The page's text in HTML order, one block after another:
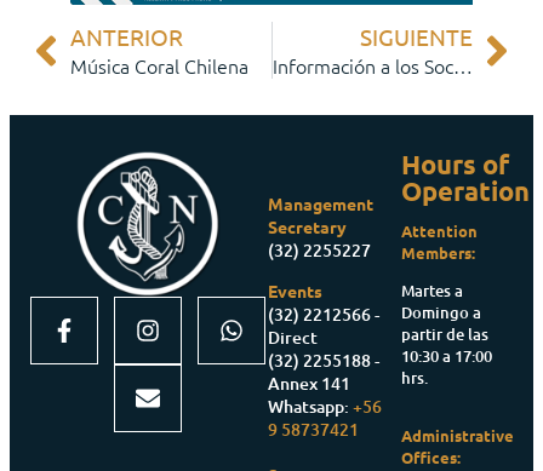
ANTERIOR
Música Coral Chilena
SIGUIENTE
Información a los Socios
Management
Secretary
(32) 2255227
Events
(32) 2212566 -
Direct
(32) 2255188 -
Annex 141
Whatsapp:+56
9 58737421
Hours of
Operation
Attention
Members:
Martes a
Domingo a
partir de las
10:30 a 17:00
hrs.
Administrative
Offices: